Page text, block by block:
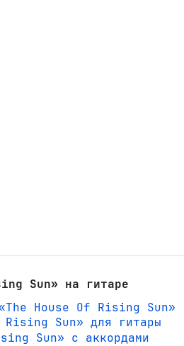
Sun» на гитаре
House Of Rising Sun»
Rising Sun» для гитары
Sun» с аккордами